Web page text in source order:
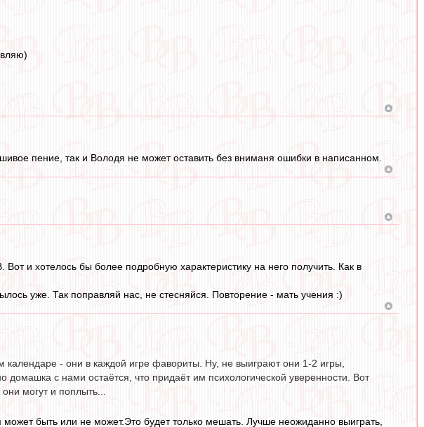
пение, так и Володя не может оставить без вниманя ошибки в написанном.
и хотелось бы более подробную характеристику на него получить. Как в
уже. Так поправляй нас, не стесняйся. Повторение - мать учения :)
- они в каждой игре фавориты. Ну, не выиграют они 1-2 игры,
с нами остаётся, что придаёт им психологической уверенности. Вот
могут и поплыть...
быть или не может.Это будет только мешать. Лучше неожиданно выиграть,